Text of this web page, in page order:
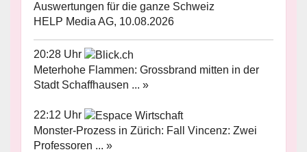
Auswertungen für die ganze Schweiz
HELP Media AG, 10.08.2026
20:28 Uhr
Meterhohe Flammen: Grossbrand mitten in der
Stadt Schaffhausen ... »
22:12 Uhr
Monster-Prozess in Zürich: Fall Vincenz: Zwei
Professoren ... »